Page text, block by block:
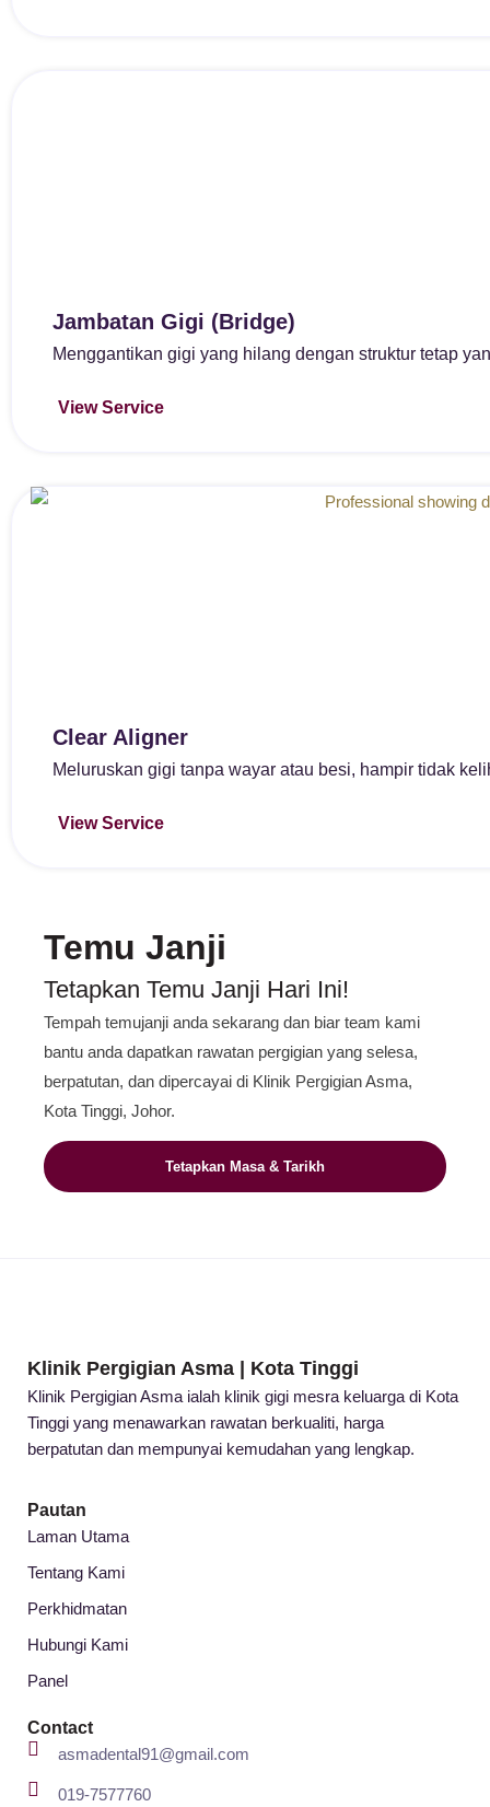
Jambatan Gigi (Bridge)
Menggantikan gigi yang hilang dengan struktur tetap
View Service
Clear Aligner
Meluruskan gigi tanpa wayar atau besi, hampir tidak
View Service
Temu Janji
Tetapkan Temu Janji Hari Ini!
Tempah temujanji anda sekarang dan biar team kami
bantu anda dapatkan rawatan pergigian yang selesa,
berpatutan, dan dipercayai di Klinik Pergigian Asma,
Kota Tinggi, Johor.
Tetapkan Masa & Tarikh
Klinik Pergigian Asma | Kota Tinggi
Klinik Pergigian Asma ialah klinik gigi mesra keluarga di Kota
Tinggi yang menawarkan rawatan berkualiti, harga
berpatutan dan mempunyai kemudahan yang lengkap.
Pautan
Laman Utama
Tentang Kami
Perkhidmatan
Hubungi Kami
Panel
Contact
asmadental91@gmail.com
019-7577760